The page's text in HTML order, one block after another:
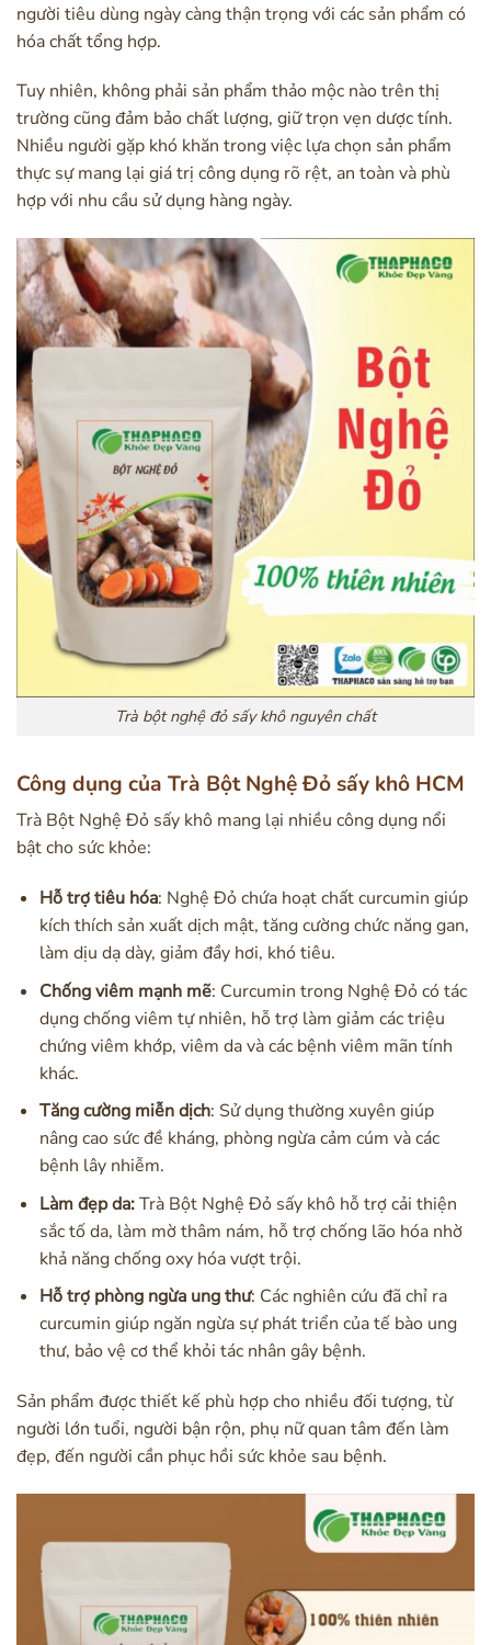
người tiêu dùng ngày càng thận trọng với các sản phẩm có
hóa chất tổng hợp.
Tuy nhiên, không phải sản phẩm thảo mộc nào trên thị
trường cũng đảm bảo chất lượng, giữ trọn vẹn dược tính.
Nhiều người gặp khó khăn trong việc lựa chọn sản phẩm
thực sự mang lại giá trị công dụng rõ rệt, an toàn và phù
hợp với nhu cầu sử dụng hàng ngày.
Trà bột nghệ đỏ sấy khô nguyên chất
Công dụng của Trà Bột Nghệ Đỏ sấy khô HCM
Trà Bột Nghệ Đỏ sấy khô mang lại nhiều công dụng nổi
bật cho sức khỏe:
Hỗ trợ tiêu hóa: Nghệ Đỏ chứa hoạt chất curcumin giúp
kích thích sản xuất dịch mật, tăng cường chức năng gan,
làm dịu dạ dày, giảm đầy hơi, khó tiêu.
Chống viêm mạnh mẽ: Curcumin trong Nghệ Đỏ có tác
dụng chống viêm tự nhiên, hỗ trợ làm giảm các triệu
chứng viêm khớp, viêm da và các bệnh viêm mãn tính
khác.
Tăng cường miễn dịch: Sử dụng thường xuyên giúp
nâng cao sức đề kháng, phòng ngừa cảm cúm và các
bệnh lây nhiễm.
Làm đẹp da:Trà Bột Nghệ Đỏ sấy khô hỗ trợ cải thiện
sắc tố da, làm mờ thâm nám, hỗ trợ chống lão hóa nhờ
khả năng chống oxy hóa vượt trội.
Hỗ trợ phòng ngừa ung thư: Các nghiên cứu đã chỉ ra
curcumin giúp ngăn ngừa sự phát triển của tế bào ung
thư, bảo vệ cơ thể khỏi tác nhân gây bệnh.
Sản phẩm được thiết kế phù hợp cho nhiều đối tượng, từ
người lớn tuổi, người bận rộn, phụ nữ quan tâm đến làm
đẹp, đến người cần phục hồi sức khỏe sau bệnh.